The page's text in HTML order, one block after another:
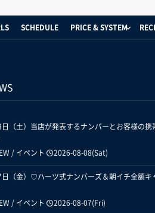
SCHEDULE PRICE & SYSTEM
日（土）当店が発表するナンバーとお客様の携
/ イベント 2026-08-08(Sat)
日（金）♡ハーツ式ナンバーズ＆朝イチ全額キ
/ イベント 2026-08-07(Fri)